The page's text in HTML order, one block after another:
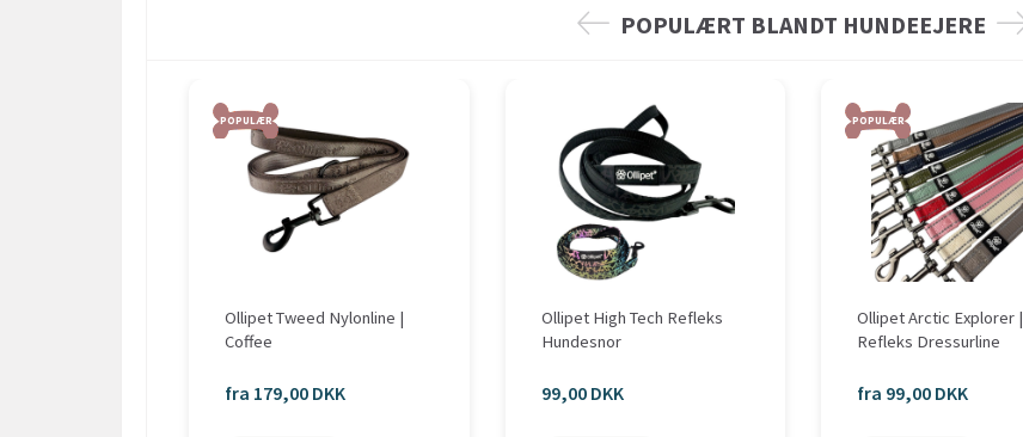
POPULÆRT BLANDT HUNDEEJERE
POPULÆR
Ollipet Tweed Nylonline |
Coffee
fra 179,00 DKK
Ollipet High Tech Refleks
Hundesnor
99,00 DKK
POPULÆR
Ollipet Arctic Explorer |
Refleks Dressurline
fra 99,00 DKK